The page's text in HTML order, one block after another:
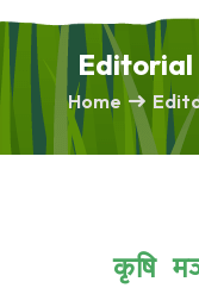
Editorial
Home
कृषि